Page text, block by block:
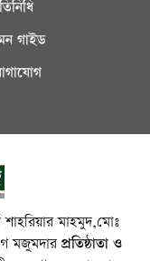
গাইড
মাহমুদ,মোঃ
মজুমদারপ্রতিষ্ঠাতা ও